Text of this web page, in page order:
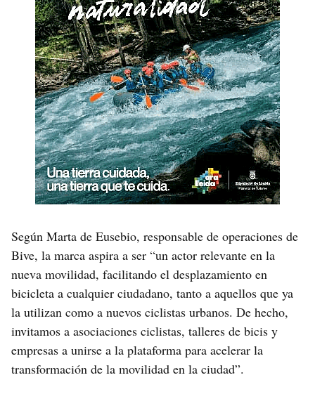
Según Marta de Eusebio, responsable de operaciones de
Bive, la marca aspira a ser “un actor relevante en la
nueva movilidad, facilitando el desplazamiento en
bicicleta a cualquier ciudadano, tanto a aquellos que ya
la utilizan como a nuevos ciclistas urbanos. De hecho,
invitamos a asociaciones ciclistas, talleres de bicis y
empresas a unirse a la plataforma para acelerar la
transformación de la movilidad en la ciudad”.